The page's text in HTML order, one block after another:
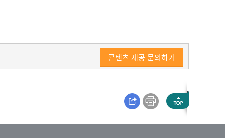
콘텐츠 제공 문의하기